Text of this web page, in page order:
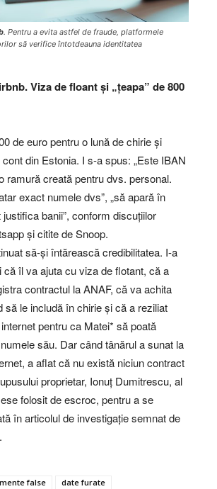
. Pentru a evita astfel de fraude, platformele
să verifice întotdeauna identitatea
Viza de floant și „țeapa” de 800
de euro pentru o lună de chirie și
din Estonia. I s-a spus: „Este IBAN
ramură creată pentru dvs. personal.
exact numele dvs”, „să apară în
banii”, conform discuțiilor
și citite de Snoop.
să-și întărească credibilitatea. I-a
că îl va ajuta cu viza de flotant, că a
contractul la ANAF, că va achita
să le includă în chirie și că a reziliat
pentru ca Matei* să poată
său. Dar când tânărul a sunat la
a aflat că nu există niciun contract
proprietar, Ionuț Dumitrescu, al
folosit de escroc, pentru a se
în articolul de investigație semnat de
.
false
date furate